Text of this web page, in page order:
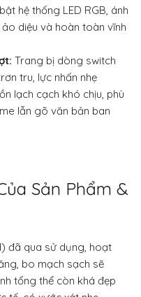
hệ thống LED RGB, ánh
diệu và hoàn toàn vĩnh
Trang bị dòng switch
tru, lực nhấn nhẹ
lạch cạch khó chịu, phù
lẫn gõ văn bản ban
Sản Phẩm &
đã qua sử dụng, hoạt
bo mạch sạch sẽ
tổng thể còn khá đẹp